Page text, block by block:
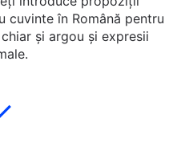
în Română pe care
introduce propoziții
cuvinte în Română pentru